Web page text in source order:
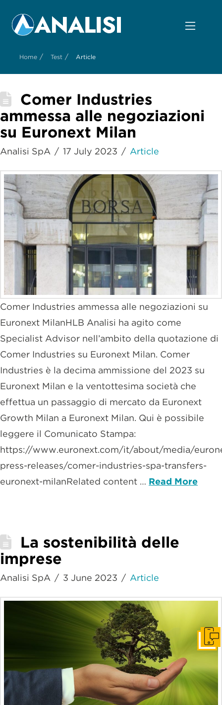
Home / Test / Article
Comer Industries
ammessa alle negoziazioni
su Euronext Milan
Analisi SpA 17 July 2023 Article
Comer Industries ammessa alle negoziazioni su
Euronext MilanHLB Analisi ha agito come
Specialist Advisor nell’ambito della quotazione di
Comer Industries su Euronext Milan. Comer
Industries è la decima ammissione del 2023 su
Euronext Milan e la ventottesima società che
effettua un passaggio di mercato da Euronext
Growth Milan a Euronext Milan. Qui è possibile
leggere il Comunicato Stampa:
https://www.euronext.com/it/about/media/
press-releases/comer-industries-spa-transfers-
euronext-milanRelated content … Read More
La sostenibilità delle
imprese
Analisi SpA 3 June 2023 Article
Get